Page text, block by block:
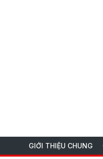
GIỚI THIỆU CHUNG